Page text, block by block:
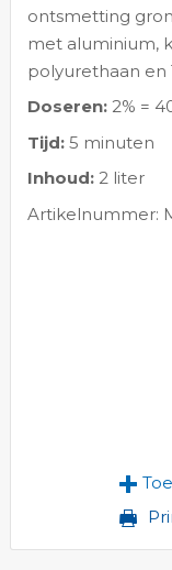
ontsmetting
met aluminium,
polyurethaan en
Doseren:2% =
Tijd:5 minuten
Inhoud:2 liter
Artikelnummer: